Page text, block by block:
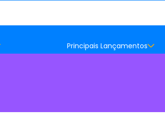
Principais Lançamentos